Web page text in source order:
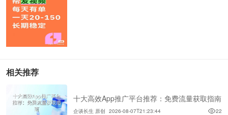
相关推荐
十大高效App推广平台推荐：免费流量获取指南
企谈长生 原创 2026-08-07T21:23:44 22